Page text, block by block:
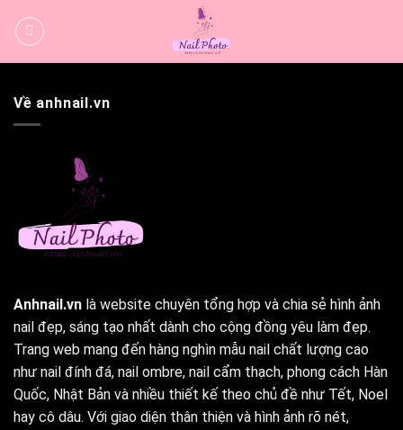
qua
Về anhnail.vn
Anhnail.vn là website chuyên tổng hợp và chia sẻ hình ảnh
nail đẹp, sáng tạo nhất dành cho cộng đồng yêu làm đẹp.
Trang web mang đến hàng nghìn mẫu nail chất lượng cao
như nail đính đá, nail ombre, nail cẩm thạch, phong cách Hàn
Quốc, Nhật Bản và nhiều thiết kế theo chủ đề như Tết, Noel
hay cô dâu. Với giao diện thân thiện và hình ảnh rõ nét,